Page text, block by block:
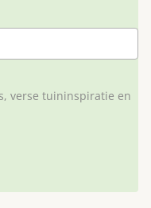
verse tuininspiratie en